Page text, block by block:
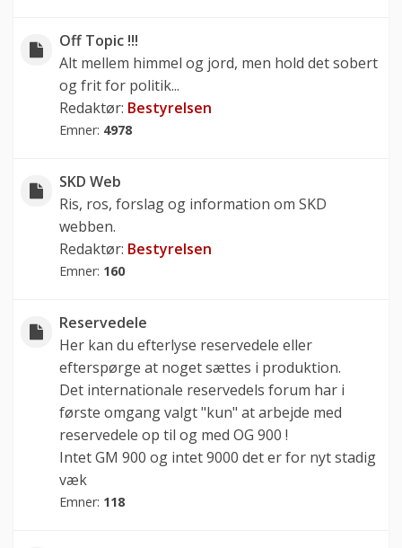
Off Topic !!!
Alt mellem himmel og jord, men hold det sobert
og frit for politik...
Redaktør: Bestyrelsen
Emner: 4978
SKD Web
Ris, ros, forslag og information om SKD
webben.
Redaktør: Bestyrelsen
Emner: 160
Reservedele
Her kan du efterlyse reservedele eller
efterspørge at noget sættes i produktion.
Det internationale reservedels forum har i
første omgang valgt "kun" at arbejde med
reservedele op til og med OG 900 !
Intet GM 900 og intet 9000 det er for nyt stadig
væk
Emner: 118